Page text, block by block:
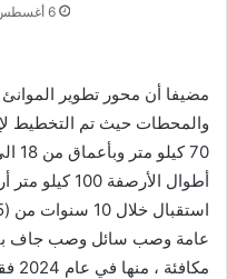
6 أغسطس، 2026
مضيفا أن محور تطوير
والمحطات حيث تم التخطيط
أطوال